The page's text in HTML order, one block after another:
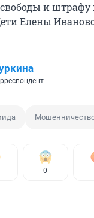
и штрафу
Елены
0